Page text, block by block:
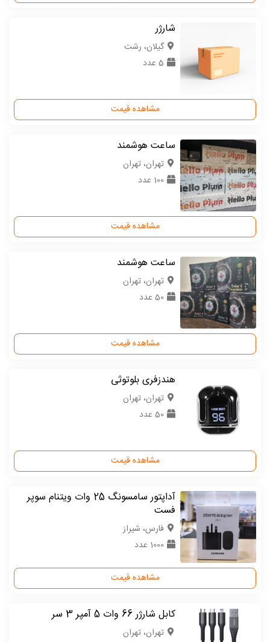
شارژر
گیلان، رشت
5 عدد
مشاهده قیمت
ساعت هوشمند
تهران، تهران
100 عدد
مشاهده قیمت
ساعت هوشمند
تهران، تهران
50 عدد
مشاهده قیمت
هندزفری بلوتوثی
تهران، تهران
50 عدد
مشاهده قیمت
آداپتور سامسونگ 25 وات ویتنام سوپر
فست
فارس، شیراز
1000 عدد
مشاهده قیمت
کابل شارژر 66 وات 5 آمپر 3 سر
تهران، تهران